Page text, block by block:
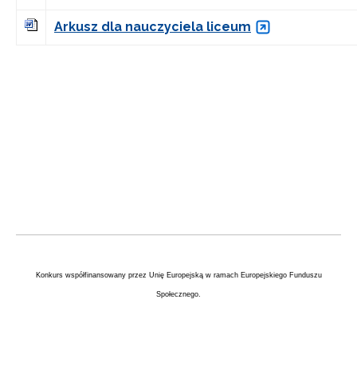
Arkusz dla nauczyciela liceum
Konkurs współfinansowany przez Unię Europejską w ramach Europejskiego Funduszu
Społecznego.